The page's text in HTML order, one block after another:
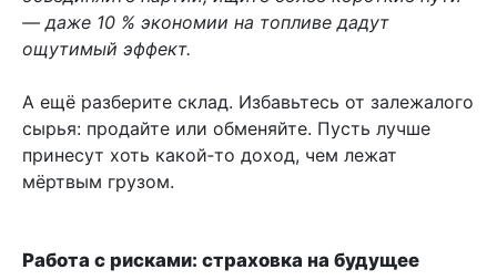
— даже 10 % экономии на топливе дадут
ощутимый эффект.
А ещё разберите склад. Избавьтесь от залежалого
сырья: продайте или обменяйте. Пусть лучше
принесут хоть какой‑то доход, чем лежат
мёртвым грузом.
Работа с рисками: страховка на будущее